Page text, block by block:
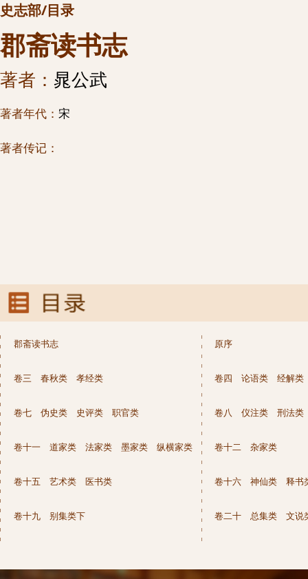
史志部/目录
郡斋读书志
著者： 晁公武
著者年代： 宋
著者传记：
郡斋读书志 原序
卷三 春秋类 孝经类 卷四 论语类 经解类
卷七 伪史类 史评类 职官类 卷八 仪注类 刑法类
卷十一 道家类 法家类 墨家类 纵横家类 卷十二 杂家类
卷十五 艺术类 医书类 卷十六 神仙类 释书
卷十九 别集类下 卷二十 总集类 文说